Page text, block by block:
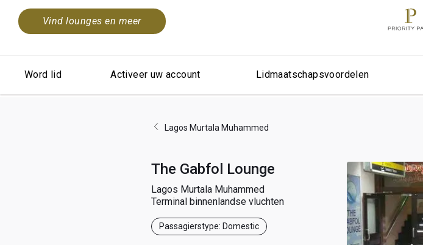
Vind lounges en meer
Word lid Activeer uw account Lidmaatschapsvoordelen
Lagos Murtala Muhammed
The Gabfol Lounge
Lagos Murtala Muhammed
Terminal binnenlandse vluchten
Passagierstype: Domestic